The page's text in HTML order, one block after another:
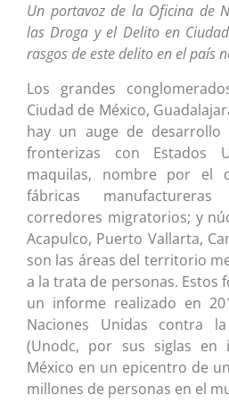
Un portavoz de la Oficina de
las Droga y el Delito en
rasgos de este delito en el país
Los grandes
Ciudad de México,
hay un auge de desarrollo
fronterizas con Estados
maquilas, nombre por el
fábricas
corredores migratorios; y
Acapulco, Puerto Vallarta,
son las áreas del territorio
a la trata de personas. Estos
un informe realizado en
Naciones Unidas contra
(Unodc, por sus siglas en
México en un epicentro de
millones de personas en el